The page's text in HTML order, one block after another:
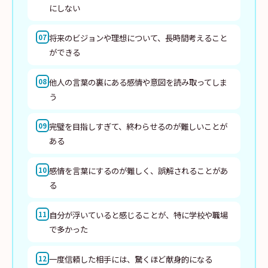
にしない
07 将来のビジョンや理想について、長時間考えること
ができる
08 他人の言葉の裏にある感情や意図を読み取ってしま
う
09 完璧を目指しすぎて、終わらせるのが難しいことが
ある
10 感情を言葉にするのが難しく、誤解されることがあ
る
11 自分が浮いていると感じることが、特に学校や職場
で多かった
12 一度信頼した相手には、驚くほど献身的になる